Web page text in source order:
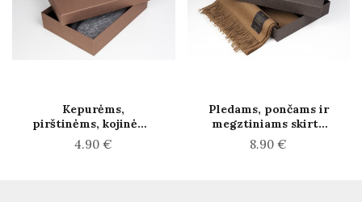
Kepurėms,
pirštinėms, kojinėms
skirta dėžutė
4.90 €
Pledams, pončams ir
megztiniams skirta
dėžutė
8.90 €